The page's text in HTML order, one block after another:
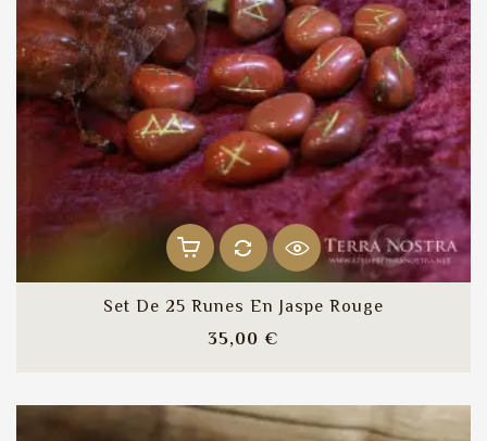
Set De 25 Runes En Jaspe Rouge
35,00 €